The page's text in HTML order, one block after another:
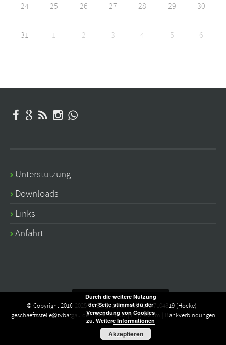
24 25 26 27 28 29 30
31 1 2 3 4 5 6
Unterstützung
Downloads
Links
Anfahrt
© Copyright 2016-2025 TV Bargau | ☏ +49 7173 7104819 (Hocke) |
geschaeftsstelle@tvbargau.de|Datenschutz|Impressum Bankverbindungen
Durch die weitere Nutzung
der Seite stimmst du der
Verwendung von Cookies
zu. Weitere Informationen
Akzeptieren